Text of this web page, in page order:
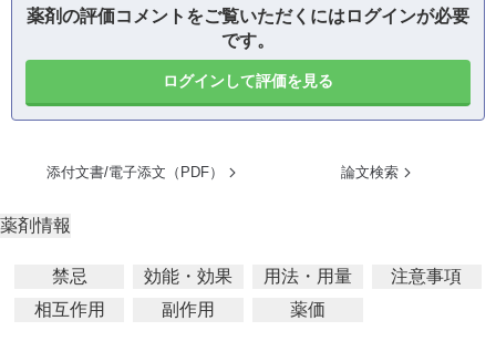
薬剤の評価コメントをご覧いただくにはログインが必要
です。
ログインして評価を見る
添付文書/電子添文（PDF） 論文検索
薬剤情報
禁忌 効能・効果 用法・用量
注意事項
相互作用
副作用 薬価